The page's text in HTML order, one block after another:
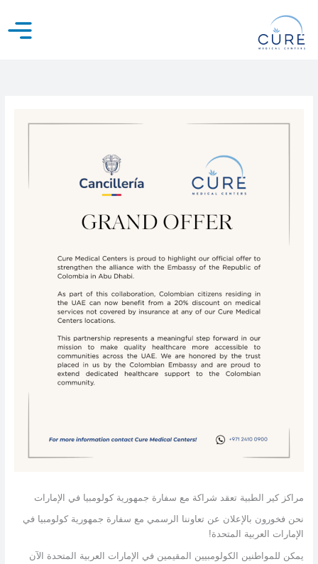
المحتوى
مراكز كير الطبية تعقد شراكة مع سفارة جمهورية كولومبيا في الإمارات
نحن فخورون بالإعلان عن تعاوننا الرسمي مع سفارة جمهورية كولومبيا في
الإمارات العربية المتحدة!
يمكن للمواطنين الكولومبيين المقيمين في الإمارات العربية المتحدة الآن